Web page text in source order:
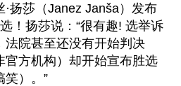
扬莎（Janez Janša）发布
！扬莎说：“很有趣! 选举诉
法院甚至还没有开始判决
官方机构）却开始宣布胜选
笑）。”